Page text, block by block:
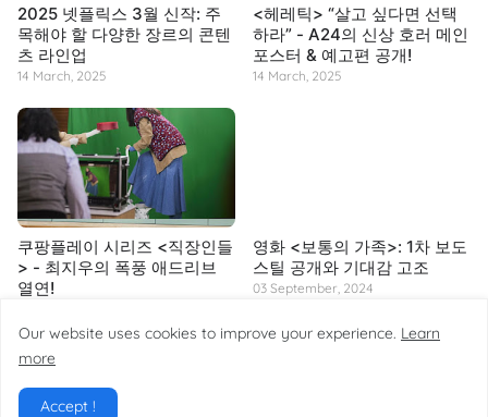
2025 넷플릭스 3월 신작: 주
목해야 할 다양한 장르의 콘텐
츠 라인업
14 March, 2025
<헤레틱> “살고 싶다면 선택
하라” - A24의 신상 호러 메인
포스터 & 예고편 공개!
14 March, 2025
쿠팡플레이 시리즈 <직장인들
> - 최지우의 폭풍 애드리브
열연!
영화 <보통의 가족>: 1차 보도
스틸 공개와 기대감 고조
03 September, 2024
Our website uses cookies to improve your experience. Learn
more
Accept !